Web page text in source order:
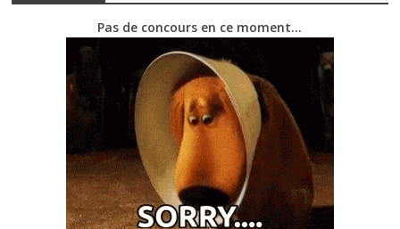
Pas de concours en ce moment…